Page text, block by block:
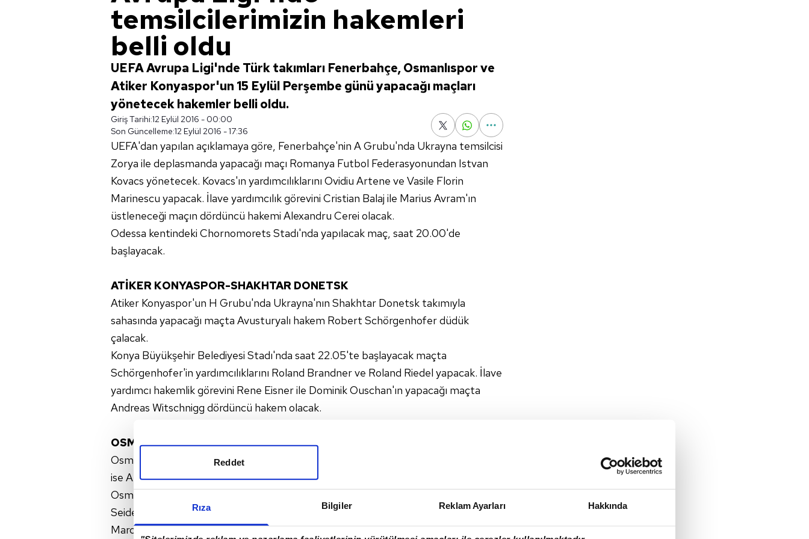
Rıza Bilgiler Reklam Ayarları Hakkında
Reddet
temsilcilerimizin hakemleri
belli oldu
UEFA Avrupa Ligi'nde Türk takımları Fenerbahçe, Osmanlıspor ve
Atiker Konyaspor'un 15 Eylül Perşembe günü yapacağı maçları
yönetecek hakemler belli oldu.
Giriş Tarihi:12 Eylül 2016 - 00:00
Son Güncelleme:12 Eylül 2016 - 17:36
UEFA'dan yapılan açıklamaya göre, Fenerbahçe'nin A Grubu'nda Ukrayna temsilcisi
Zorya ile deplasmanda yapacağı maçı Romanya Futbol Federasyonundan Istvan
Kovacs yönetecek. Kovacs'ın yardımcılıklarını Ovidiu Artene ve Vasile Florin
Marinescu yapacak. İlave yardımcılık görevini Cristian Balaj ile Marius Avram'ın
üstleneceği maçın dördüncü hakemi Alexandru Cerei olacak.
Odessa kentindeki Chornomorets Stadı'nda yapılacak maç, saat 20.00'de
başlayacak.
ATİKER KONYASPOR-SHAKHTAR DONETSK
Atiker Konyaspor'un H Grubu'nda Ukrayna'nın Shakhtar Donetsk takımıyla
sahasında yapacağı maçta Avusturyalı hakem Robert Schörgenhofer düdük
çalacak.
Konya Büyükşehir Belediyesi Stadı'nda saat 22.05'te başlayacak maçta
Schörgenhofer'in yardımcılıklarını Roland Brandner ve Roland Riedel yapacak. İlave
yardımcı hakemlik görevini Rene Eisner ile Dominik Ouschan'ın yapacağı maçta
Andreas Witschnigg dördüncü hakem olacak.
OSMANLISPOR-STEAUA BÜKREŞ
Osmanlıspor'un Romanya'nın Steaua Bükreş takımıyla oynayacağı L Grubu maçını
ise Almanya Futbol Federasyonundan Tobias Welz yönetecek.
Osmanlı Stadı'nda saat 22.05'te başlayacak maçta Welz'in yardımcılıklarını Jan
Seidel ve Rafael Foltyn üstlenecek. İlave yardımcı hakemliğini Robert Hartmann ile
Marco Fritz'in yapacağı maçta dördüncü hakem olarak Stefan Lupp görev alacak.